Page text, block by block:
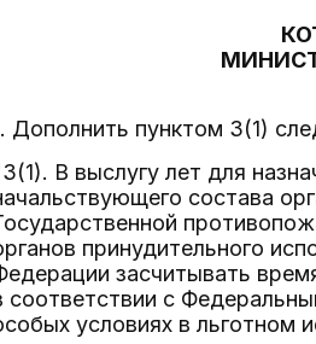
Дополнить пунктом 3(1)
В выслугу лет для
состава
принудительного
засчитывать
соответствии с
условиях в льготном